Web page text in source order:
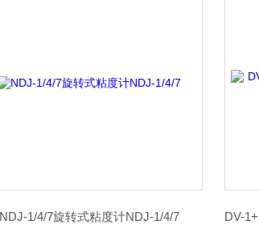
NDJ-1/4/7旋转式粘度计NDJ-1/4/7